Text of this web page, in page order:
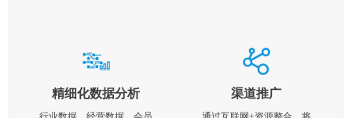
精细化数据分析 渠道推广